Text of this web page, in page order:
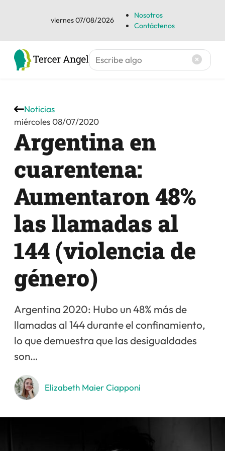
viernes 07/08/2026
Nosotros
Contáctenos
Argentina en
cuarentena:
Aumentaron 48%
las llamadas al
144 (violencia de
género)
Noticias
miércoles 08/07/2020
Argentina 2020: Hubo un 48% más de
llamadas al 144 durante el confinamiento,
lo que demuestra que las desigualdades
son…
Elizabeth Maier Ciapponi